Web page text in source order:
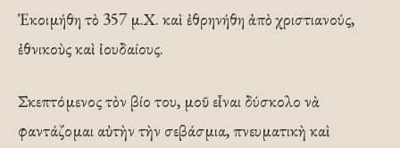
Ἐκοιμήθη τὸ 357 μ.Χ. καὶ ἐθρηνήθη ἀπὸ χριστιανούς,
ἐθνικοὺς καὶ ἰουδαίους.
Σκεπτόμενος τὸν βίο του, μοῦ εἶναι δύσκολο νὰ
φαντάζομαι αὐτὴν τὴν σεβάσμια, πνευματικὴ καὶ